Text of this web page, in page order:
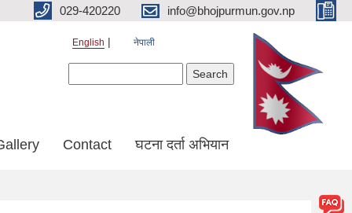
029-420220 info@bhojpurmun.gov.np
English नेपाली
Contact घटना दर्ता अभियान